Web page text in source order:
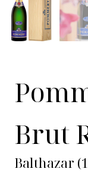
Brut
Balthazar